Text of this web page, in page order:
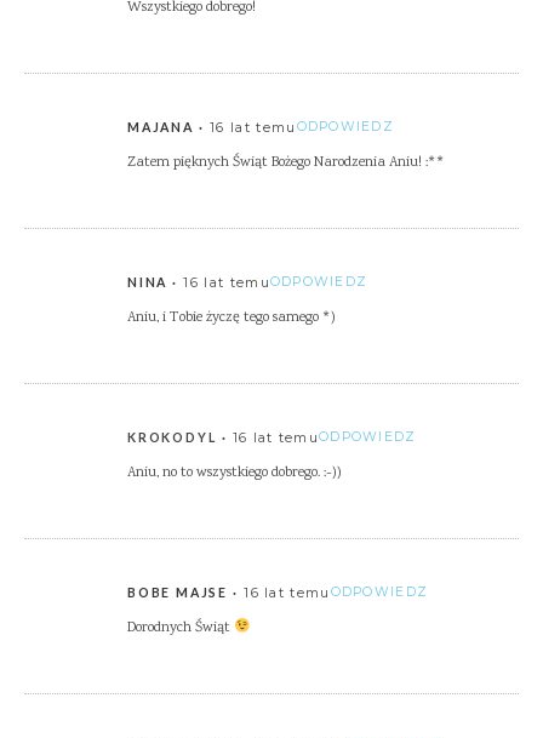
Wszystkiego dobrego!
MAJANA 16 lat temu ODPOWIEDZ
Zatem pięknych Świąt Bożego Narodzenia Aniu! :**
NINA 16 lat temuODPOWIEDZ
Aniu, i Tobie życzę tego samego *)
KROKODYL 16 lat temuODPOWIEDZ
Aniu, no to wszystkiego dobrego. :-))
BOBE MAJSE 16 lat temu ODPOWIEDZ
Dorodnych Świąt